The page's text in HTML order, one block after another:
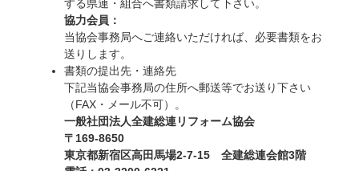
する県連・組合へ書類請求して下さい。
協力会員：
当協会事務局へご連絡いただければ、必要書類をお
送りします。
書類の提出先・連絡先
下記当協会事務局の住所へ郵送等でお送り下さい
（FAX・メール不可）。
一般社団法人全建総連リフォーム協会
〒169-8650
東京都新宿区高田馬場2-7-15 全建総連会館3階